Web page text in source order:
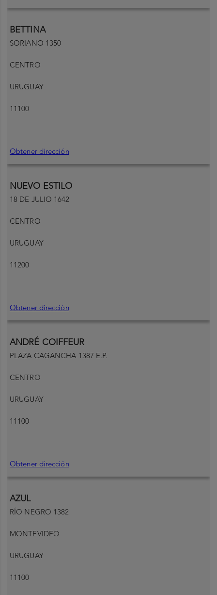
BETTINA
SORIANO 1350
CENTRO
URUGUAY
11100
Obtener dirección
NUEVO ESTILO
18 DE JULIO 1642
CENTRO
URUGUAY
11200
Obtener dirección
ANDRÉ COIFFEUR
PLAZA CAGANCHA 1387 E.P.
CENTRO
URUGUAY
11100
Obtener dirección
AZUL
RÍO NEGRO 1382
MONTEVIDEO
URUGUAY
11100